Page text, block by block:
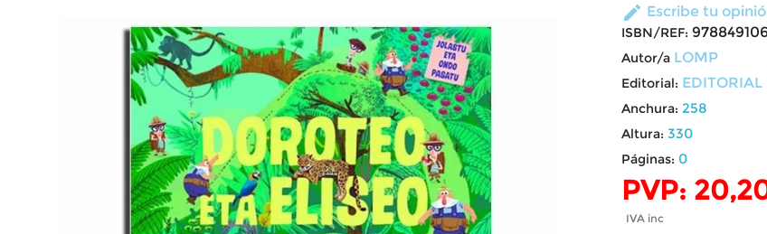
edit Escribe tu
ISBN/REF:
Autor/a LOMP
Editorial:
Anchura: 258
Altura: 330
Páginas: 0
PVP:
IVA inc